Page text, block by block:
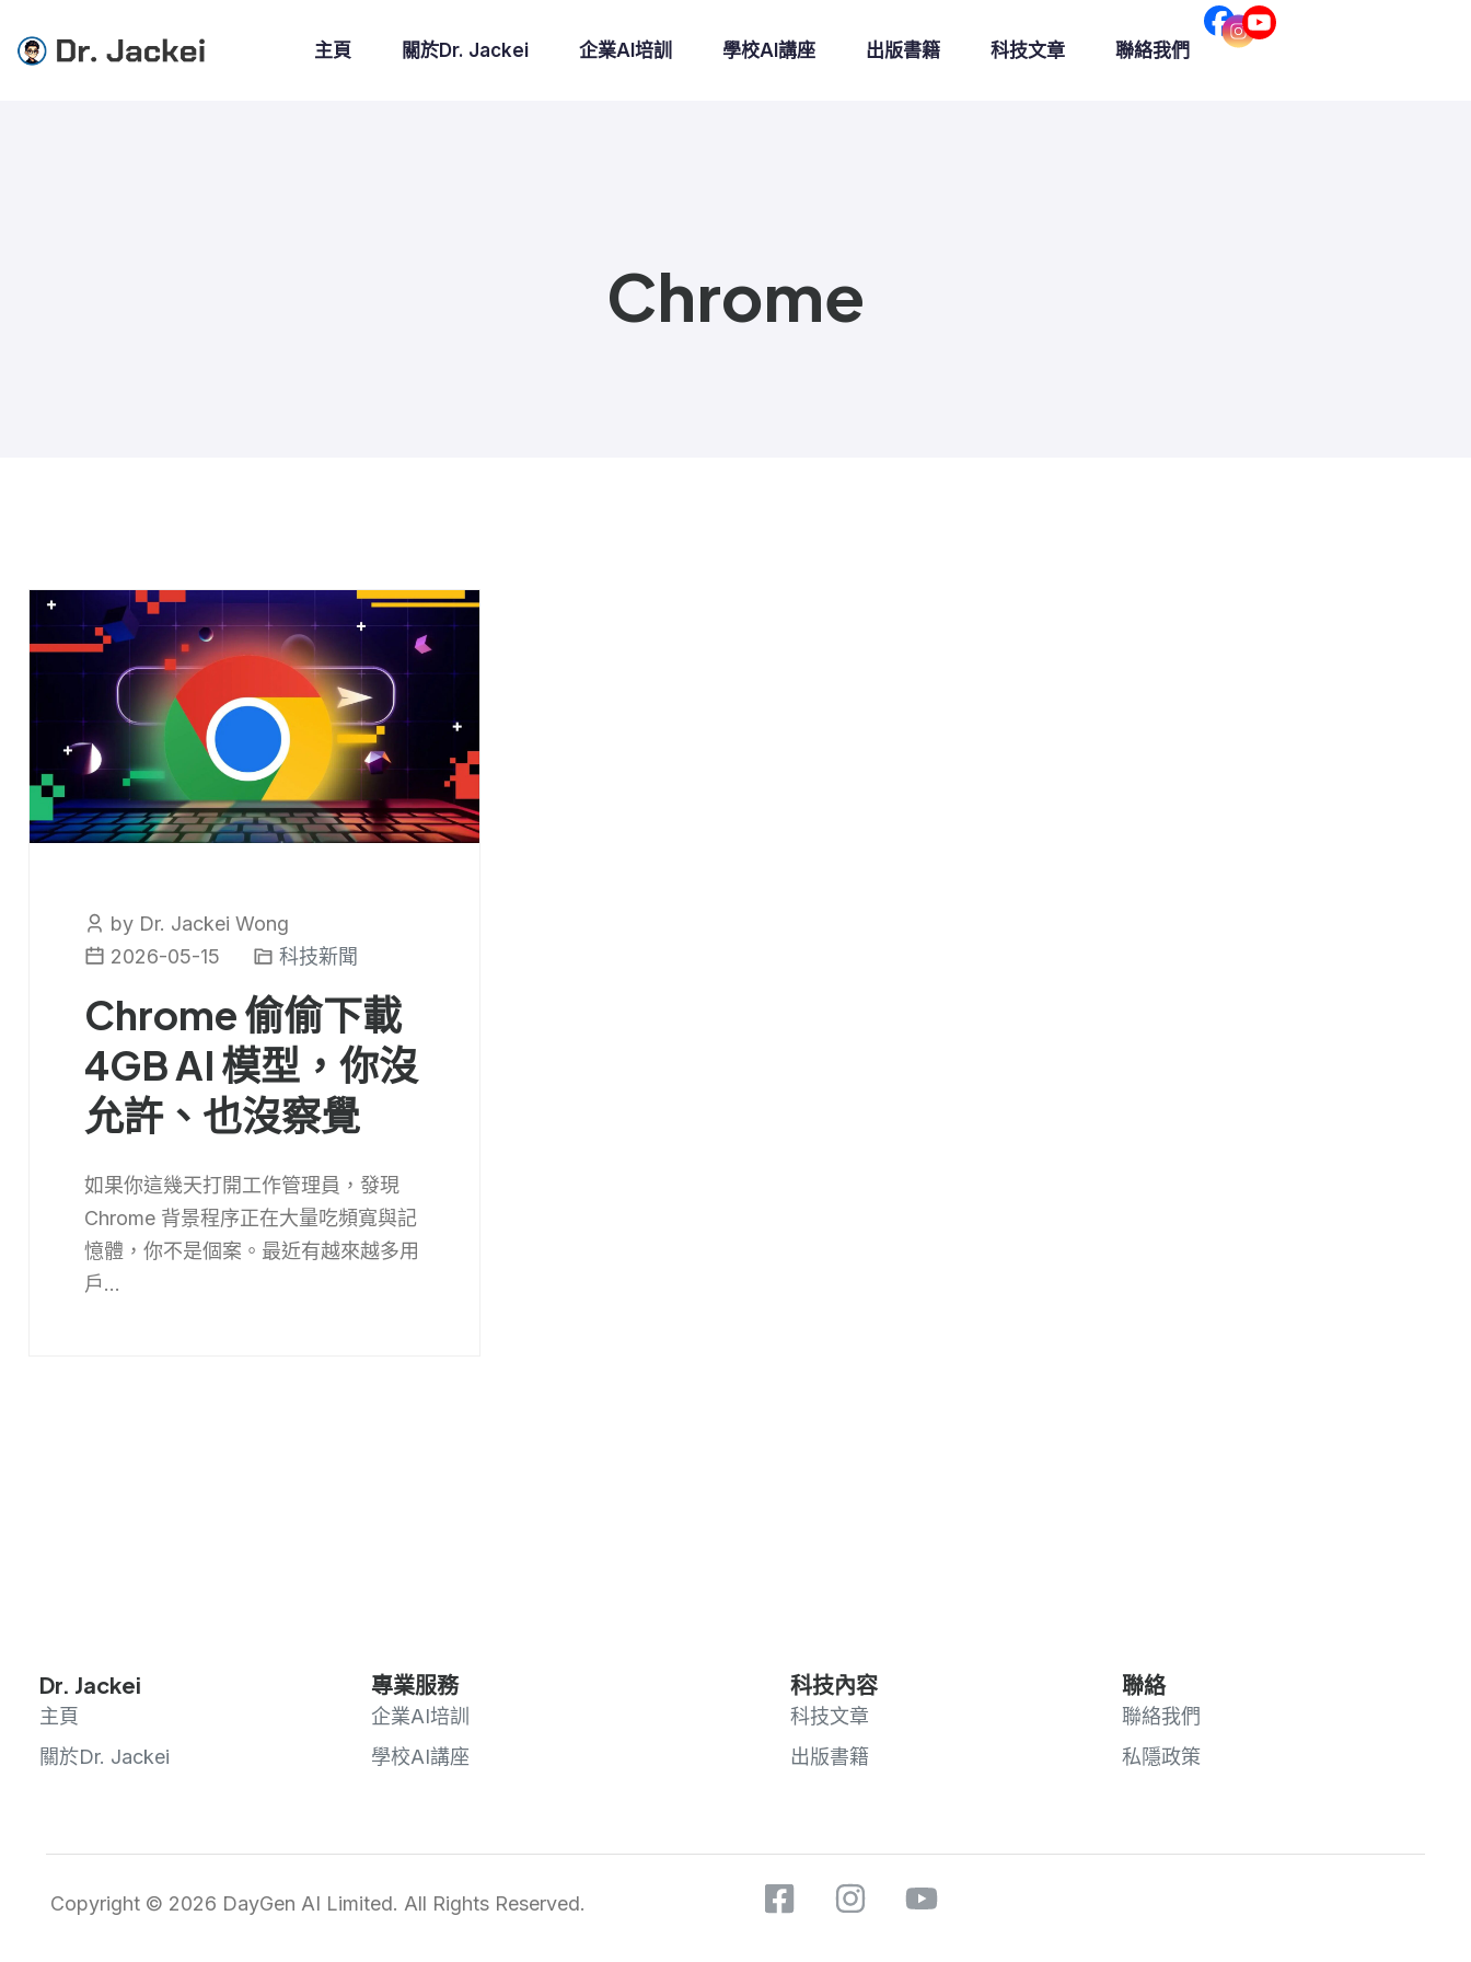
主頁 關於Dr. Jackei 企業AI培訓 學校AI講座 出版書籍 科技文章 聯絡我們
Chrome
by Dr. Jackei Wong
2026-05-15
科技新聞
Chrome 偷偷下載
4GB AI 模型，你沒
允許、也沒察覺
如果你這幾天打開工作管理員，發現
Chrome 背景程序正在大量吃頻寬與記
憶體，你不是個案。最近有越來越多用
戶...
Dr. Jackei
主頁
關於Dr. Jackei
專業服務
企業AI培訓
學校AI講座
科技內容
科技文章
出版書籍
聯絡
聯絡我們
私隱政策
Copyright © 2026 DayGen AI Limited. All Rights Reserved.